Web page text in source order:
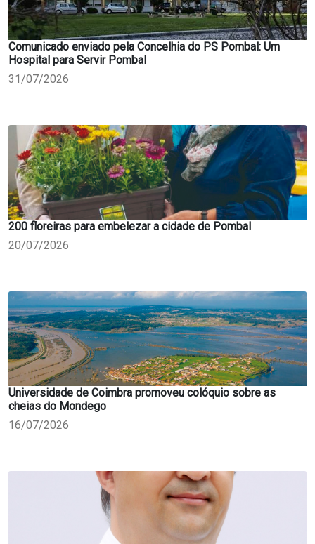
Comunicado enviado pela Concelhia do PS Pombal: Um
Hospital para Servir Pombal
31/07/2026
200 floreiras para embelezar a cidade de Pombal
20/07/2026
Universidade de Coimbra promoveu colóquio sobre as
cheias do Mondego
16/07/2026